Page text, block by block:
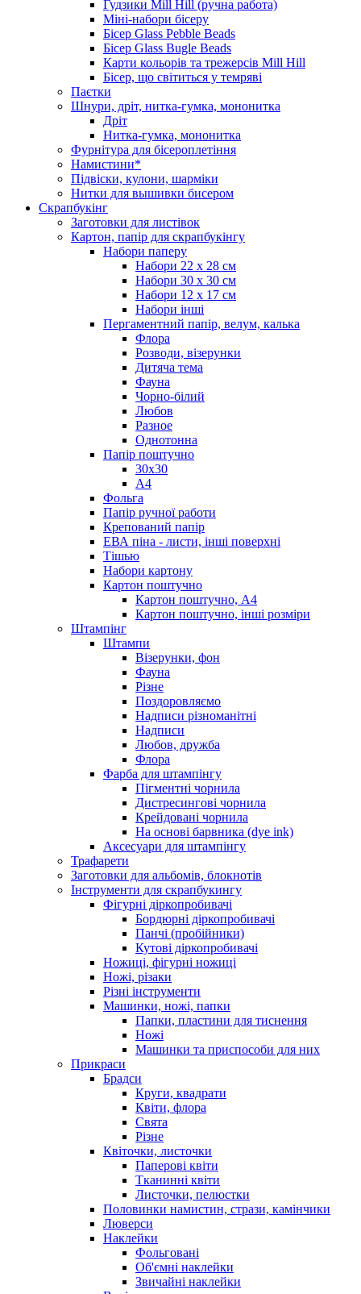
Гудзики Mill Hill (ручна работа)
Міні-набори бісеру
Бісер Glass Pebble Beads
Бісер Glass Bugle Beads
Карти кольорів та трежерсів Mill Hill
Бісер, що світиться у темряві
Паєтки
Шнури, дріт, нитка-гумка, мононитка
Дріт
Нитка-гумка, мононитка
Фурнітура для бісероплетіння
Намистини*
Підвіски, кулони, шарміки
Нитки для вышивки бисером
Скрапбукінг
Заготовки для листівок
Картон, папір для скрапбукінгу
Набори паперу
Набори 22 х 28 см
Набори 30 х 30 см
Набори 12 х 17 см
Набори інші
Пергаментний папір, велум, калька
Флора
Розводи, візерунки
Дитяча тема
Фауна
Чорно-білий
Любов
Разное
Однотонна
Папір поштучно
30х30
А4
Фольга
Папір ручної работи
Крепований папір
ЕВА піна - листи, інші поверхні
Тішью
Набори картону
Картон поштучно
Картон поштучно, А4
Картон поштучно, інші розміри
Штампінг
Штампи
Візерунки, фон
Фауна
Різне
Поздоровляємо
Надписи різноманітні
Надписи
Любов, дружба
Флора
Фарба для штампінгу
Пігментні чорнила
Дистресингові чорнила
Крейдовані чорнила
На основі барвника (dye ink)
Аксесуари для штампінгу
Трафарети
Заготовки для альбомів, блокнотів
Інструменти для скрапбукингу
Фігурні діркопробивачі
Бордюрні діркопробивачі
Панчі (пробійники)
Кутові діркопробивачі
Ножиці, фігурні ножиці
Ножі, різаки
Різні інструменти
Машинки, ножі, папки
Папки, пластини для тиснення
Ножі
Машинки та приспособи для них
Прикраси
Брадси
Круги, квадрати
Квіти, флора
Свята
Різне
Квіточки, листочки
Паперові квіти
Тканинні квіти
Листочки, пелюстки
Половинки намистин, стрази, камінчики
Люверси
Наклейки
Фольговані
Об'ємні наклейки
Звичайні наклейки